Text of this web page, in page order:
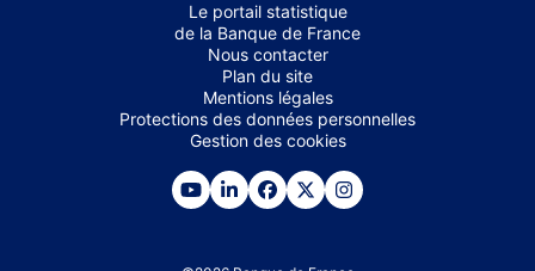
Le portail statistique
de la Banque de France
Nous contacter
Plan du site
Mentions légales
Protections des données personnelles
Gestion des cookies